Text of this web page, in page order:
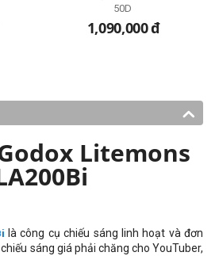
50D
1,090,000đ
Litemons
là công cụ chiếu sáng linh hoạt và đơn
sáng giá phải chăng cho YouTuber,